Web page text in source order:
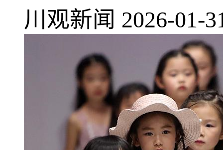
川观新闻 2026-01-